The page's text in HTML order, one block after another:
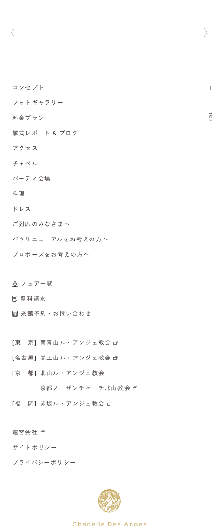
TOP
コンセプト
フォトギャラリー
料金プラン
挙式レポート & ブログ
アクセス
チャペル
パーティ会場
料理
ドレス
ご列席のみなさまへ
バウリニューアルをお考えの方へ
プロポーズをお考えの方へ
フェア一覧
資料請求
来館予約・お問い合わせ
[東 京] 南青山ル・アンジェ教会
[名古屋] 覚王山ル・アンジェ教会
[京 都] 北山ル・アンジェ教会
京都ノーザンチャーチ北山教会
[福 岡] 赤坂ル・アンジェ教会
運営会社
サイトポリシー
プライバシーポリシー